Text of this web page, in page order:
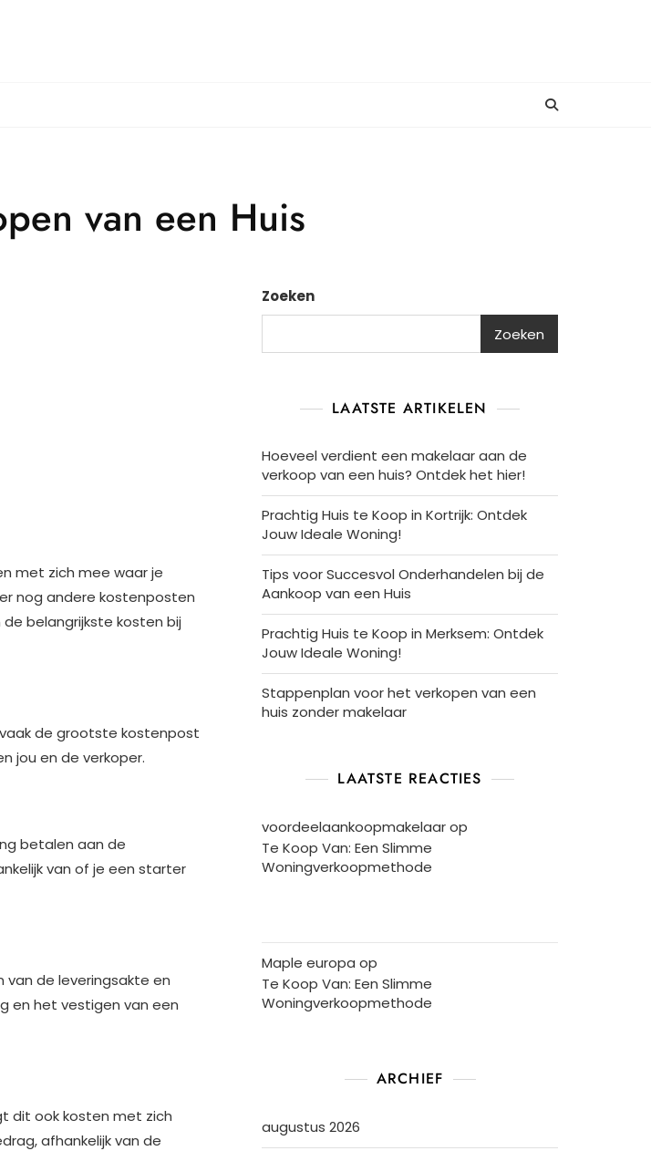
van een Huis
met zich mee waar je
nog andere kostenposten
belangrijkste kosten bij
de grootste kostenpost
jou en de verkoper.
betalen aan de
van of je een starter
de leveringsakte en
en het vestigen van een
dit ook kosten met zich
afhankelijk van de
Zoeken
Zoeken
LAATSTE ARTIKELEN
Hoeveel verdient een makelaar aan de
verkoop van een huis? Ontdek het hier!
Prachtig Huis te Koop in Kortrijk: Ontdek
Jouw Ideale Woning!
Tips voor Succesvol Onderhandelen bij de
Aankoop van een Huis
Prachtig Huis te Koop in Merksem: Ontdek
Jouw Ideale Woning!
Stappenplan voor het verkopen van een
huis zonder makelaar
LAATSTE REACTIES
voordeelaankoopmakelaarop
Te Koop Van: Een Slimme
Woningverkoopmethode
Maple europa op
Te Koop Van: Een Slimme
Woningverkoopmethode
ARCHIEF
augustus 2026